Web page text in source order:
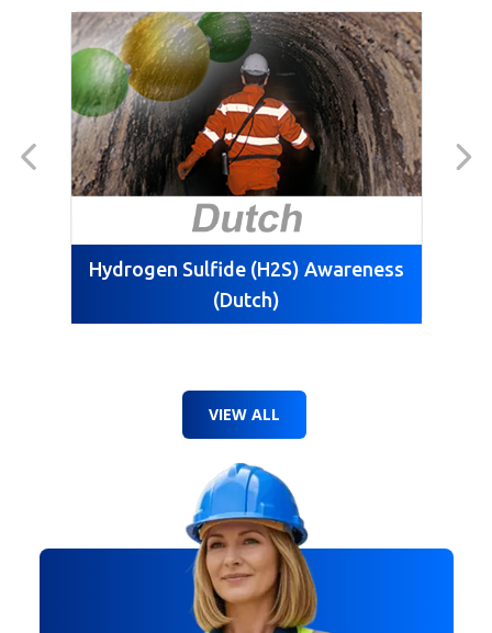
Hydrogen Sulfide (H2S) Awareness
(Dutch)
VIEW ALL